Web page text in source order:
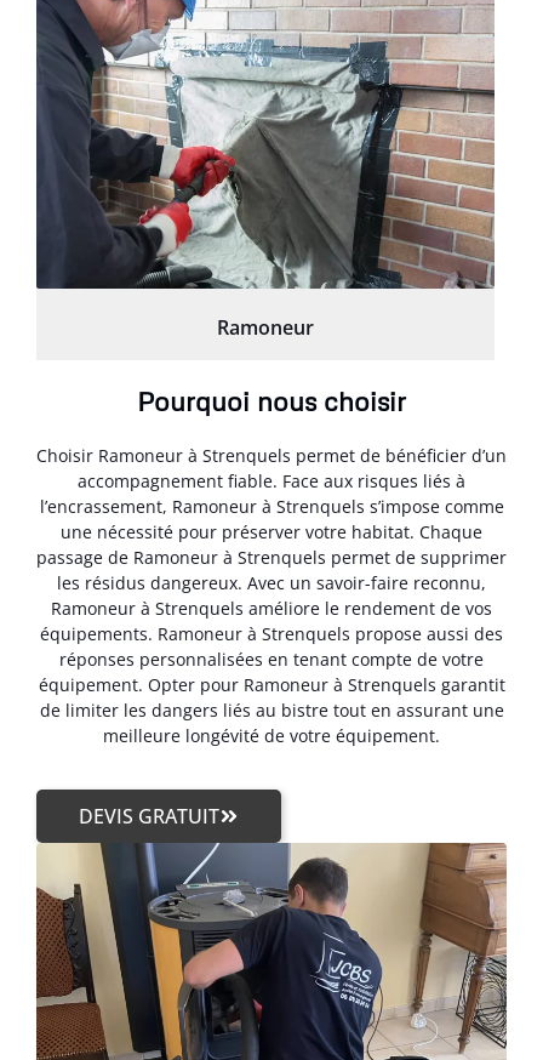
Ramoneur
Pourquoi nous choisir
Choisir Ramoneur à Strenquels permet de bénéficier d’un
accompagnement fiable. Face aux risques liés à
l’encrassement, Ramoneur à Strenquels s’impose comme
une nécessité pour préserver votre habitat. Chaque
passage de Ramoneur à Strenquels permet de supprimer
les résidus dangereux. Avec un savoir-faire reconnu,
Ramoneur à Strenquels améliore le rendement de vos
équipements. Ramoneur à Strenquels propose aussi des
réponses personnalisées en tenant compte de votre
équipement. Opter pour Ramoneur à Strenquels garantit
de limiter les dangers liés au bistre tout en assurant une
meilleure longévité de votre équipement.
DEVIS GRATUIT